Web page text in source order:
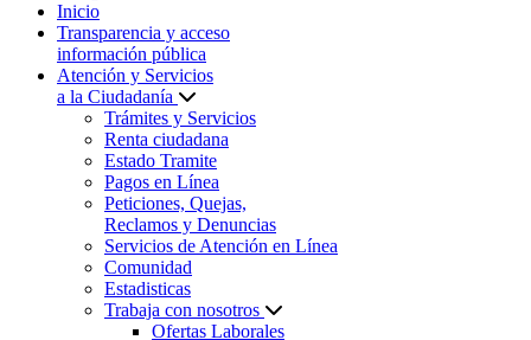
Inicio
Transparencia y acceso
información pública
Atención y Servicios
a la Ciudadanía
Trámites y Servicios
Renta ciudadana
Estado Tramite
Pagos en Línea
Peticiones, Quejas,
Reclamos y Denuncias
Servicios de Atención en Línea
Comunidad
Estadisticas
Trabaja con nosotros
Ofertas Laborales